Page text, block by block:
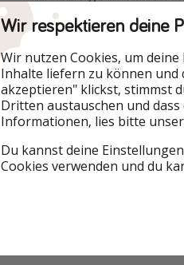
Aufgabegepäck &
Luftverkehrssteuer,
Mietwagen der
Mietwagenpaket mit
Übernachtungen in
Wir respektieren deine
Wir nutzen Cookies, um
Inhalte liefern zu können und
akzeptieren" klickst, stimmst
Dritten austauschen und
Informationen, lies bitte
Du kannst deine
Cookies verwenden und du